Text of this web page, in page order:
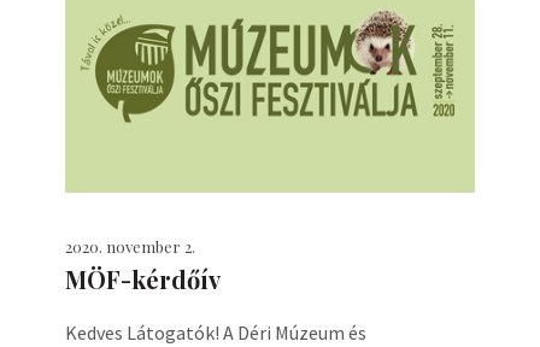
2020. november 2.
MÖF-kérdőív
Kedves Látogatók! A Déri Múzeum és